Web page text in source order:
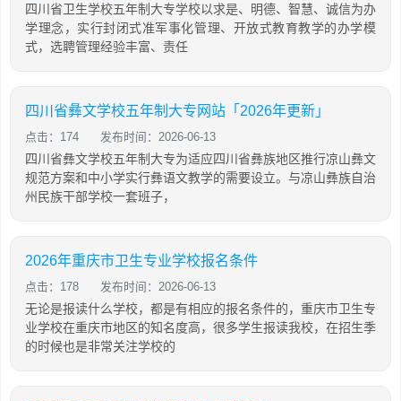
四川省卫生学校五年制大专学校以求是、明德、智慧、诚信为办
学理念，实行封闭式准军事化管理、开放式教育教学的办学模
式，选聘管理经验丰富、责任
四川省彝文学校五年制大专网站「2026年更新」
点击：174 发布时间：2026-06-13
四川省彝文学校五年制大专为适应四川省彝族地区推行凉山彝文
规范方案和中小学实行彝语文教学的需要设立。与凉山彝族自治
州民族干部学校一套班子，
2026年重庆市卫生专业学校报名条件
点击：178 发布时间：2026-06-13
无论是报读什么学校，都是有相应的报名条件的，重庆市卫生专
业学校在重庆市地区的知名度高，很多学生报读我校，在招生季
的时候也是非常关注学校的